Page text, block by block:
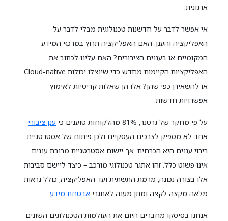
ארגונית.
אי אפשר לדבר על חדשנות טכנולוגית מבלי לדבר על
האפליקציה והענן. האם האפליקציה תרוץ במרכזי המידע
המקומיים או בעננים הציבורים? האם עלינו לכתוב את
האפליקציות הקיימות מחדש כדי שינצלו יכולות Cloud-native
או להשאירן כפי שהן? אלו הן שאלות קריטיות לאימוץ
אפשרויות חדשות.
על פי מחקר של גרטנר, 81% מהלקוחות טוענים כי
ענן ציבורי
אחד לא מספיק לצרכים העסקיים ולכן פיתוח של אסטרטגיית
ריבוי עננים היא הכרחית. אך יישום אסטרטגיית מרובת עננים
אינו פשוט כלל. זהו אתגר טכנולוגי מורכב – כיצד ליישם סביבות
אלו בצורה נכונה, מרמת התשתית ועד האפליקציה, כולל נראות
מלאה מקצה לקצה ומתן מענה לאתגרי אבטחת מידע.
אנחנו בסיסקו מחברים היום את העולמות הטכנולוגים השונים